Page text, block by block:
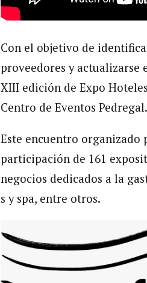
Con el objetivo de
proveedores y actualizarse
XIII edición de Expo
Centro de Eventos Pedregal.
Este encuentro organizado
participación de 161
negocios dedicados a la
s y spa, entre otros.